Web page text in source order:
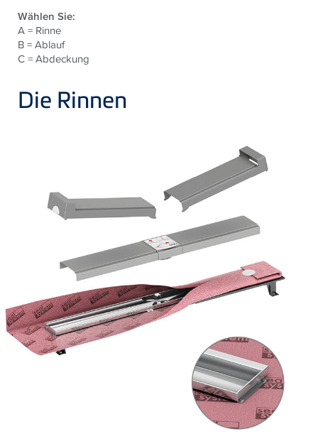
Wählen Sie:
A = Rinne
B = Ablauf
C = Abdeckung
Die Rinnen